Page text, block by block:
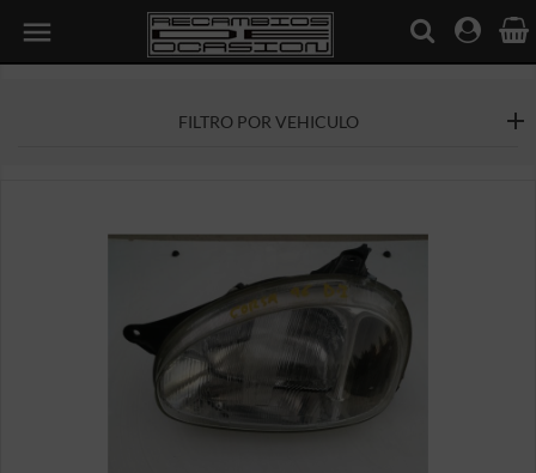

FILTRO POR VEHICULO